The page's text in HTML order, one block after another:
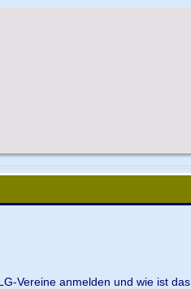
Vereine anmelden und wie ist das